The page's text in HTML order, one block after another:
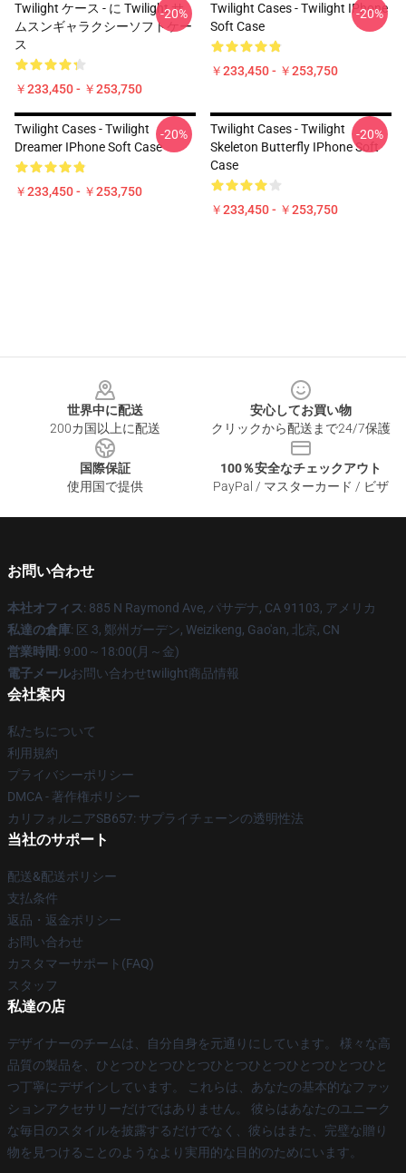
Twilight ケース - に Twilight サ
ムスンギャラクシーソフトケー
ス
￥233,450 - ￥253,750
-20%
Twilight Cases - Twilight IPhone
Soft Case
￥233,450 - ￥253,750
-20%
Twilight Cases - Twilight
Dreamer IPhone Soft Case
￥233,450 - ￥253,750
-20%
Twilight Cases - Twilight
Skeleton Butterfly IPhone Soft
Case
￥233,450 - ￥253,750
-20%
世界中に配送
200カ国以上に配送
安心してお買い物
クリックから配送まで24/7保護
国際保証
使用国で提供
100％安全なチェックアウト
PayPal / マスターカード / ビザ
お問い合わせ
本社オフィス: 885 N Raymond Ave, パサデナ, CA 91103, アメリカ
私達の倉庫: 区 3, 鄭州ガーデン, Weizikeng, Gao'an, 北京, CN
営業時間: 9:00～18:00(月～金)
電子メールお問い合わせtwilight商品情報
会社案内
私たちについて
利用規約
プライバシーポリシー
DMCA - 著作権ポリシー
カリフォルニアSB657: サプライチェーンの透明性法
当社のサポート
配送&配送ポリシー
支払条件
返品・返金ポリシー
お問い合わせ
カスタマーサポート(FAQ)
スタッフ
私達の店
デザイナーのチームは、自分自身を元通りにしています。 様々な高
品質の製品を、ひとつひとつひとつひとつひとつひとつひとつひと
つ丁寧にデザインしています。 これらは、あなたの基本的なファッ
ションアクセサリーだけではありません。 彼らはあなたのユニーク
な毎日のスタイルを披露するだけでなく、彼らはまた、完璧な贈り
物を見つけることのようなより実用的な目的のためにいます。